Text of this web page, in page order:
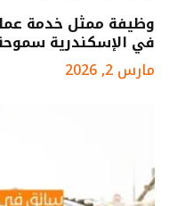
وظيفة ممثل خدمة
في الإسكندرية
مارس 2, 2026